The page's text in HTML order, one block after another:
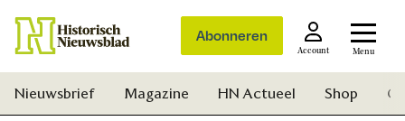
Abonneren
Account Menu
Nieuwsbrief Magazine HN Actueel Shop